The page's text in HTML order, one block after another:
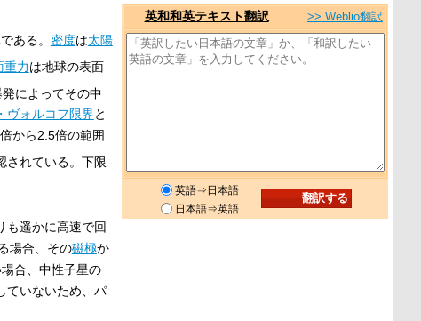
ある。 密度は太陽
重力は地球の表面
発によってその中
ヴォルコフ限界と
から2.5倍の範囲
されている。下限
も遥かに高速で回
場合、その磁極か
合、中性子星の
ていないため、パ
英和和英テキスト翻訳 >> Weblio翻訳
英語⇒日本語
日本語⇒英語